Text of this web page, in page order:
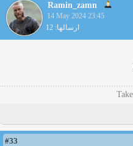
Ramin_zamn
14 May 2024 23:45
ارسالها: 12
#33